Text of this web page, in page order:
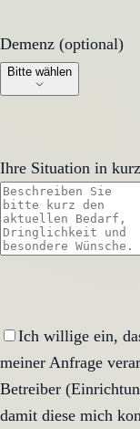
Demenz (optional)
Demenz (optional)
Bitte wählen
Ihre Situation in
Ich willige ein,
meiner Anfrage
Betreiber
damit diese mich